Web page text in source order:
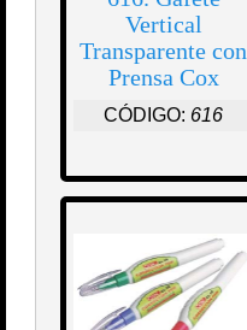
Vertical
Transparente con
Prensa Cox
CÓDIGO: 616